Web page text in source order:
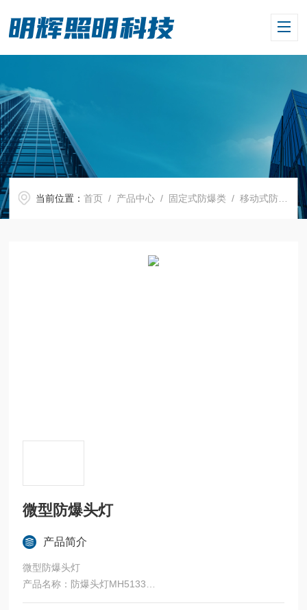
当前位置：首页 / 产品中心 / 固定式防爆类 /移动式防爆类 /
微型防爆头灯
产品简介
微型防爆头灯
产品名称：防爆头灯MH5133
应用范围:爆炸性气体环境1区、2区；IIA、IIB、IIC爆炸性气体